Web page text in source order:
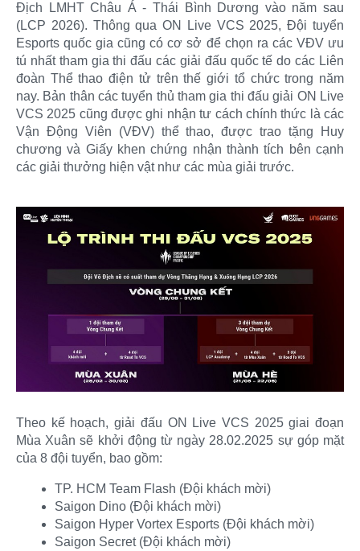
Địch LMHT Châu Á - Thái Bình Dương vào năm sau
(LCP 2026). Thông qua ON Live VCS 2025, Đội tuyển
Esports quốc gia cũng có cơ sở để chọn ra các VĐV ưu
tú nhất tham gia thi đấu các giải đấu quốc tế do các Liên
đoàn Thể thao điện tử trên thế giới tổ chức trong năm
nay. Bản thân các tuyển thủ tham gia thi đấu giải ON Live
VCS 2025 cũng được ghi nhận tư cách chính thức là các
Vận Động Viên (VĐV) thể thao, được trao tặng Huy
chương và Giấy khen chứng nhận thành tích bên cạnh
các giải thưởng hiện vật như các mùa giải trước.​
Theo kế hoạch, giải đấu ON Live VCS 2025 giai đoạn
Mùa Xuân sẽ khởi động từ ngày 28.02.2025 sự góp mặt
của 8 đội tuyển, bao gồm:​
TP. HCM Team Flash (Đội khách mời)
Saigon Dino (Đội khách mời)
Saigon Hyper Vortex Esports (Đội khách mời)
Saigon Secret (Đội khách mời)